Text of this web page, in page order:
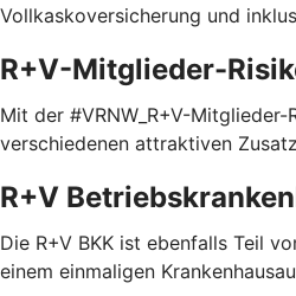
Vollkaskoversicherung und
R+V-Mitglieder-
Mit der #VRNW_R+V-
verschiedenen attraktiven
R+V
Die R+V BKK ist ebenfalls Teil
einem einmaligen